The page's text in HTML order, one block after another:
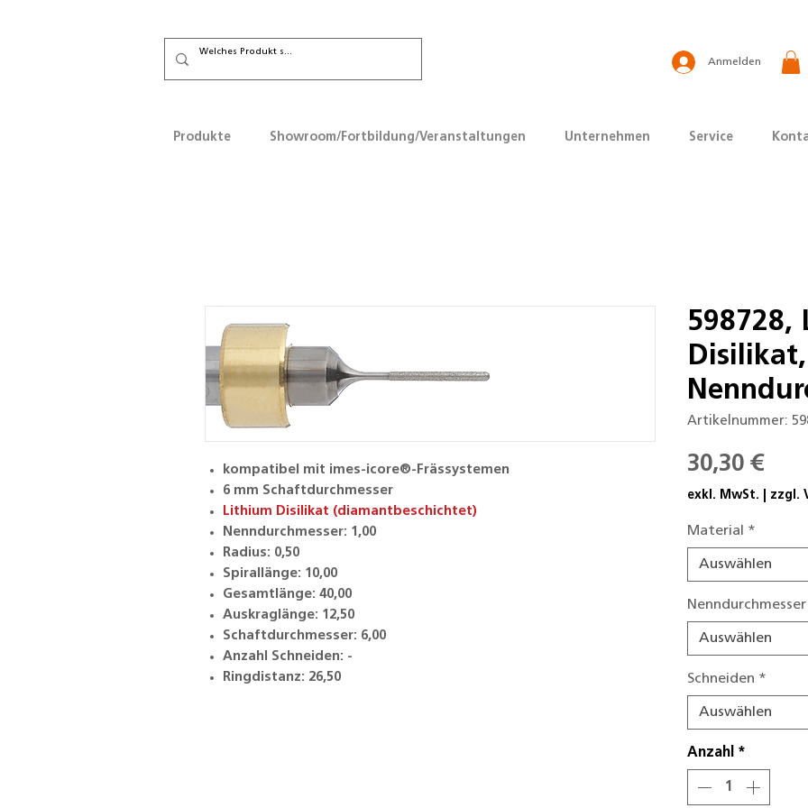
Anmelden
Produkte Showroom/Fortbildung/Veranstaltungen Unternehmen Service
kompatibel mit imes-icore®-Frässystemen
6 mm Schaftdurchmesser
Lithium Disilikat (diamantbeschichtet)
Nenndurchmesser: 1,00
Radius: 0,50
Spirallänge: 10,00
Gesamtlänge: 40,00
Auskraglänge: 12,50
Schaftdurchmesser: 6,00
Anzahl Schneiden: -
Ringdistanz: 26,50
598728,
Disilikat,
Artikelnummer:
30,30 €Preis
exkl. MwSt. zzgl.
Material *
Auswählen
Nenndurchmesser
Auswählen
Schneiden *
Auswählen
Anzahl *